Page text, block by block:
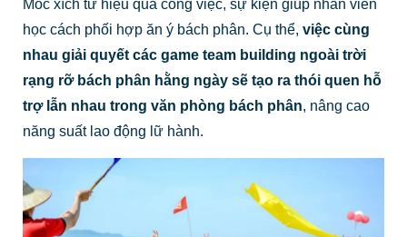
Móc xích từ hiệu quả công việc, sự kiện giúp nhân viên
học cách phối hợp ăn ý bách phân. Cụ thể, việc cùng
nhau giải quyết các game team building ngoài trời
rạng rỡ bách phân hằng ngày sẽ tạo ra thói quen hỗ
trợ lẫn nhau trong văn phòng bách phân, nâng cao
năng suất lao động lữ hành.